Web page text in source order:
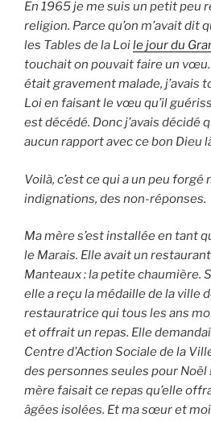
En 1965 je me suis un petit peu
religion. Parce qu’on m’avait dit
les Tables de la Loile jour du
touchait on pouvait faire un
était gravement malade, j’avais
Loi en faisant le vœu qu’il
est décédé. Donc j’avais décidé
aucun rapport avec ce bon Dieu
Voilà, c’est ce qui a un peu forgé
indignations, des non-réponses.
Ma mère s’est installée en tant
le Marais. Elle avait un
Manteaux : la petite chaumière.
elle a reçu la médaille de la ville
restauratrice qui tous les ans
et offrait un repas. Elle
Centre d’Action Sociale de la
des personnes seules pour Noël
mère faisait ce repas qu’elle
âgées isolées. Et ma sœur et